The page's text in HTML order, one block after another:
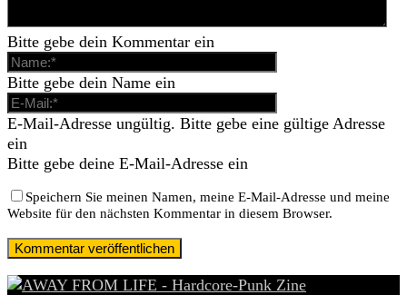
Bitte gebe dein Kommentar ein
Bitte gebe dein Name ein
E-Mail-Adresse ungültig. Bitte gebe eine gültige Adresse
ein
Bitte gebe deine E-Mail-Adresse ein
Speichern Sie meinen Namen, meine E-Mail-Adresse und meine
Website für den nächsten Kommentar in diesem Browser.